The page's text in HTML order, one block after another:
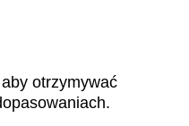
otrzymywać